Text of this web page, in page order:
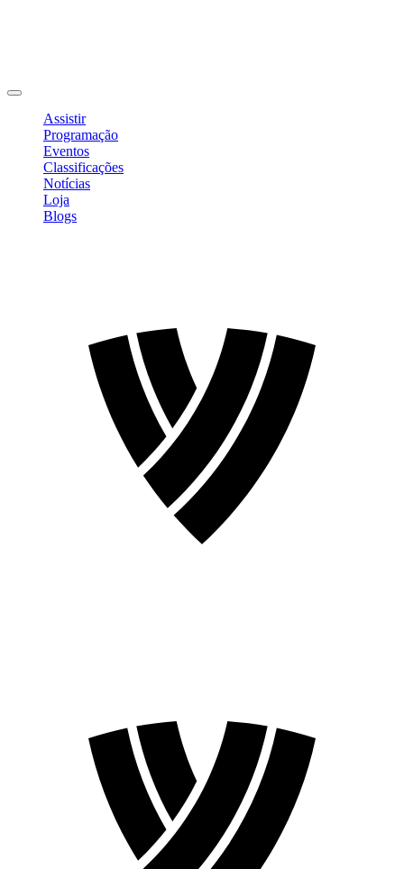
Assistir
Programação
Eventos
Classificações
Notícias
Loja
Blogs